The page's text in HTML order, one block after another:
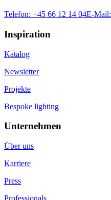
Telefon: +45 66 12 14 04E-Mail:
Inspiration
Katalog
Newsletter
Projekte
Bespoke lighting
Unternehmen
Über uns
Karriere
Press
Professionals